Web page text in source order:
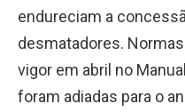
endureciam a
desmatadores.
vigor em abril no
foram adiadas para o